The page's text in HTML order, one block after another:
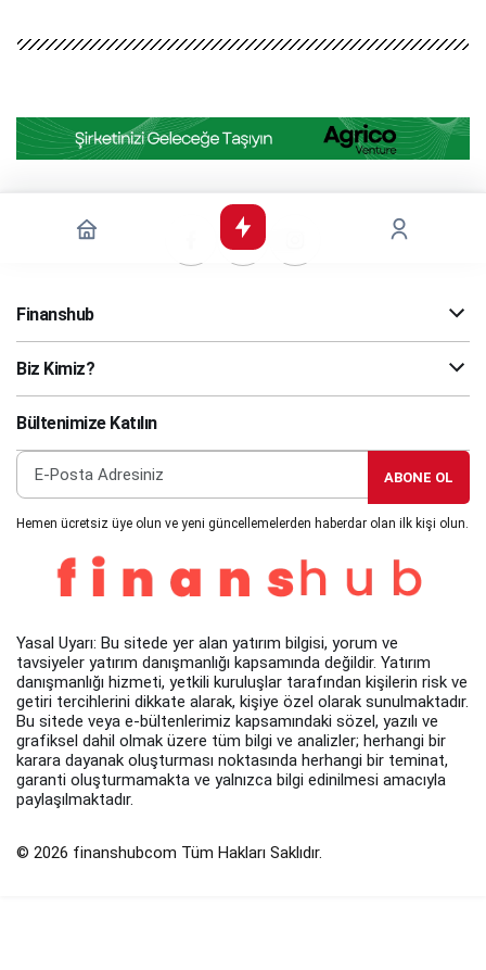
Finanshub
Biz Kimiz?
Bültenimize Katılın
ABONE OL
Hemen ücretsiz üye olun ve yeni güncellemelerden haberdar olan ilk kişi olun.
Yasal Uyarı: Bu sitede yer alan yatırım bilgisi, yorum ve
tavsiyeler yatırım danışmanlığı kapsamında değildir. Yatırım
danışmanlığı hizmeti, yetkili kuruluşlar tarafından kişilerin risk ve
getiri tercihlerini dikkate alarak, kişiye özel olarak sunulmaktadır.
Bu sitede veya e-bültenlerimiz kapsamındaki sözel, yazılı ve
grafiksel dahil olmak üzere tüm bilgi ve analizler; herhangi bir
karara dayanak oluşturması noktasında herhangi bir teminat,
garanti oluşturmamakta ve yalnızca bilgi edinilmesi amacıyla
paylaşılmaktadır.
© 2026 finanshubcom Tüm Hakları Saklıdır.